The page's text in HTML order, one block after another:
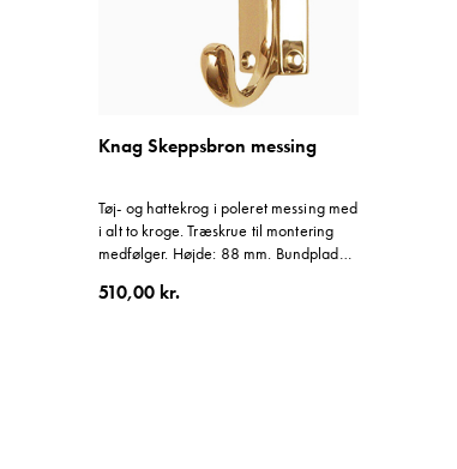
Knag Skeppsbron messing
Tøj- og hattekrog i poleret messing med
i alt to kroge. Træskrue til montering
medfølger. Højde: 88 mm. Bundplade:
væggen.
510,00 kr.